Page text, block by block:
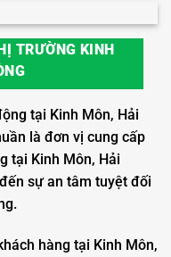
TRƯỜNG KINH
tại Kinh Môn, Hải
là đơn vị cung cấp
tại Kinh Môn, Hải
sự an tâm tuyệt đối
hàng tại Kinh Môn,